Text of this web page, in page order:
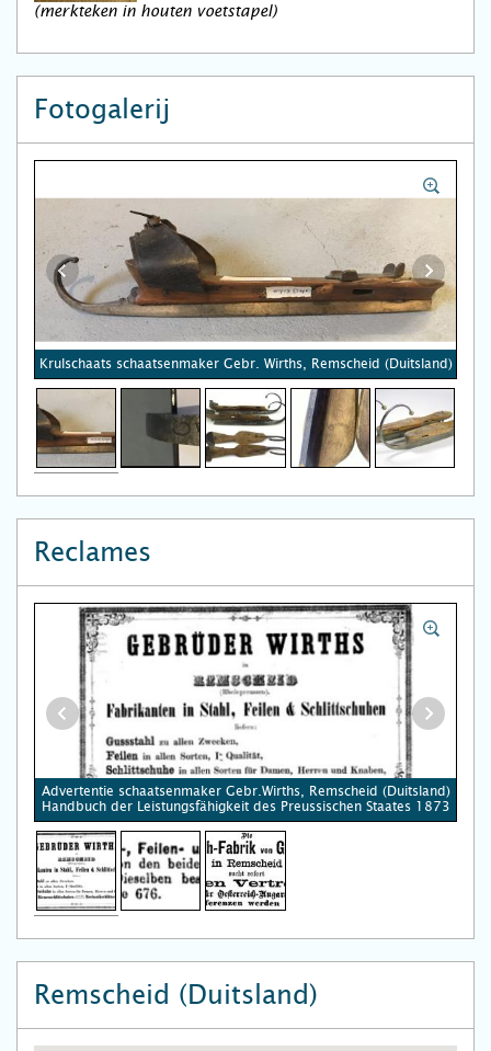
(merkteken in houten voetstapel)
Fotogalerij
Krulschaats schaatsenmaker Gebr. Wirths, Remscheid (Duitsland)
Reclames
Advertentie schaatsenmaker Gebr.Wirths, Remscheid (Duitsland)
Handbuch der Leistungsfähigkeit des Preussischen Staates 1873
Remscheid (Duitsland)